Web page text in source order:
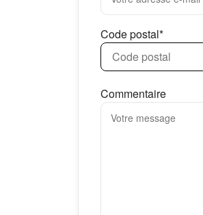
Code postal*
Commentaire